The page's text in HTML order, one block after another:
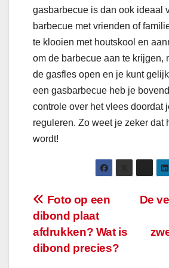
gasbarbecue is dan ook ideaal
barbecue met vrienden of
te klooien met houtskool en
om de barbecue aan te krijgen,
de gasfles open en je kunt
een gasbarbecue heb je
controle over het vlees doordat
reguleren. Zo weet je zeker dat
wordt!
Bericht
navigatie
De
Foto op een
dibond plaat
afdrukken? Wat is
dibond precies?